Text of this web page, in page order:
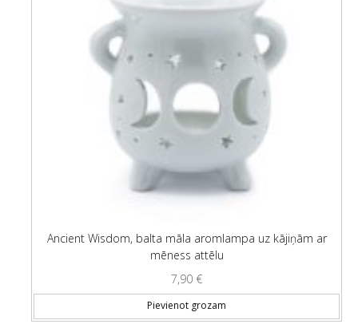
Ancient Wisdom, balta māla aromlampa uz kājiņām ar
mēness attēlu
7,90 €
Pievienot grozam